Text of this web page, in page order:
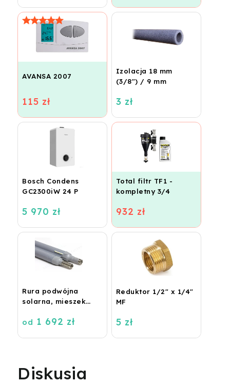
BASIC)
wodnego
AVANSA 2007
115 zł
Izolacja 18 mm
(3/8") / 9 mm
3 zł
Bosch Condens
GC2300iW 24 P
5 970 zł
Total filtr TF1 -
kompletny 3/4
932 zł
Rura podwójna
solarna, mieszek
od 1 692 zł
Reduktor 1/2" x 1/4"
MF
5 zł
Diskusia